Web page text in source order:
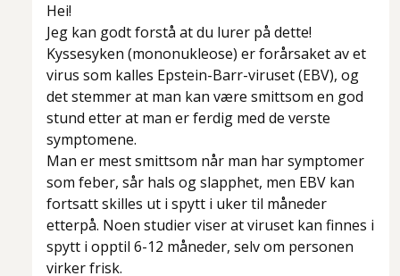
Hei!
Jeg kan godt forstå at du lurer på dette!
Kyssesyken (mononukleose) er forårsaket av et
virus som kalles Epstein-Barr-viruset (EBV), og
det stemmer at man kan være smittsom en god
stund etter at man er ferdig med de verste
symptomene.
Man er mest smittsom når man har symptomer
som feber, sår hals og slapphet, men EBV kan
fortsatt skilles ut i spytt i uker til måneder
etterpå. Noen studier viser at viruset kan finnes i
spytt i opptil 6-12 måneder, selv om personen
virker frisk.